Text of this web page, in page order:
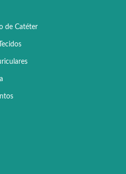
de Catéter